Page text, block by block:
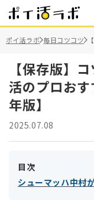
ポイ活ラボ 毎日コツコツ
【保存版】
活のプロお
年版】
2025.07.08
目次
シューマッハ中村